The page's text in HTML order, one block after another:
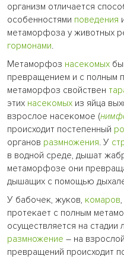
организм отличается
особенностями поведения
метаморфоза у животных
гормонами.
Метаморфоз насекомых
превращением и с полным
метаморфоз свойствен
этих насекомых из яйца
взрослое насекомое (
происходит постепенный
органов размножения. У
в водной среде, дышат
метаморфозе они
дышащих с помощью
У бабочек, жуков, комаров
протекает с полным
осуществляется на стадии
размножение – на
превращений происходит